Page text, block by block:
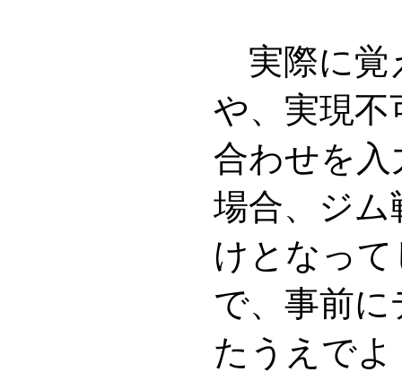
実際に覚
や、実現不
合わせを
場合、ジム
けとなっ
で、事前
たうえで